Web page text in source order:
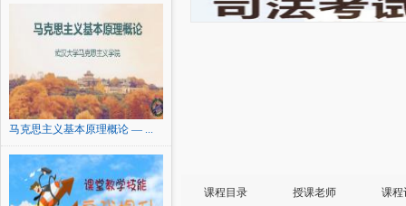
马克思主义基本原理概论 — ...
课程目录 授课老师 课程